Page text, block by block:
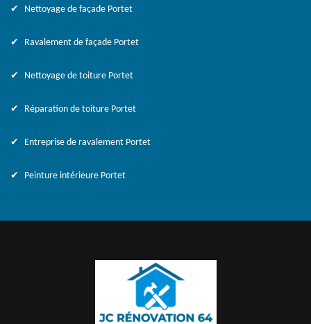
Nettoyage de façade Portet
Ravalement de façade Portet
Nettoyage de toiture Portet
Réparation de toiture Portet
Entreprise de ravalement Portet
Peinture intérieure Portet